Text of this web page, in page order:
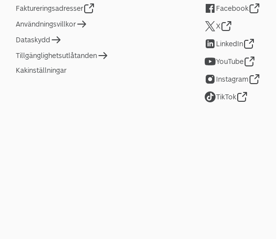
Faktureringsadresser
Användningsvillkor
Dataskydd
Tillgänglighetsutlåtanden
Kakinställningar
Facebook
X
LinkedIn
YouTube
Instagram
TikTok